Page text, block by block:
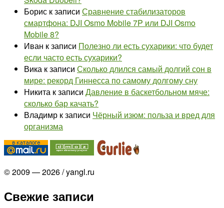
Борис к записи Сравнение стабилизаторов
смартфона: DJI Osmo Mobile 7P или DJI Osmo
Mobile 8?
Иван к записи Полезно ли есть сухарики: что будет
если часто есть сухарики?
Вика к записи Сколько длился самый долгий сон в
мире: рекорд Гиннесса по самому долгому сну
Никита к записи Давление в баскетбольном мяче:
сколько бар качать?
Владимр к записи Чёрный изюм: польза и вред для
организма
© 2009 — 2026 / yangl.ru
Свежие записи